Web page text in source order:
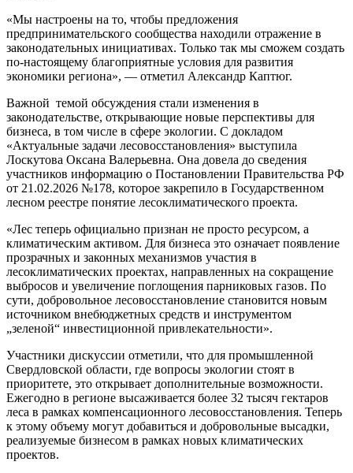
«Мы настроены на то, чтобы предложения
предпринимательского сообщества находили отражение в
законодательных инициативах. Только так мы сможем создать
по-настоящему благоприятные условия для развития
экономики региона», — отметил Александр Каптюг.
Важной темой обсуждения стали изменения в
законодательстве, открывающие новые перспективы для
бизнеса, в том числе в сфере экологии. С докладом
«Актуальные задачи лесовосстановления» выступила
Лоскутова Оксана Валерьевна. Она довела до сведения
участников информацию о Постановлении Правительства РФ
от 21.02.2026 №178, которое закрепило в Государственном
лесном реестре понятие лесоклиматического проекта.
«Лес теперь официально признан не просто ресурсом, а
климатическим активом. Для бизнеса это означает появление
прозрачных и законных механизмов участия в
лесоклиматических проектах, направленных на сокращение
выбросов и увеличение поглощения парниковых газов. По
сути, добровольное лесовосстановление становится новым
источником внебюджетных средств и инструментом
„зеленой“ инвестиционной привлекательности».
Участники дискуссии отметили, что для промышленной
Свердловской области, где вопросы экологии стоят в
приоритете, это открывает дополнительные возможности.
Ежегодно в регионе высаживается более 32 тысяч гектаров
леса в рамках компенсационного лесовосстановления. Теперь
к этому объему могут добавиться и добровольные высадки,
реализуемые бизнесом в рамках новых климатических
проектов.